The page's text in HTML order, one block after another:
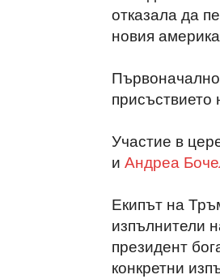
отказала да
новия
присъствието
Участие в
и Андреа
Екипът на
изпълнители
президент
конкретни